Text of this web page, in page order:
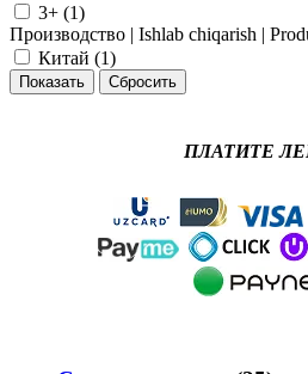
3+ (1)
Производство | Ishlab chiqarish |
Китай (1)
ПЛАТИТЕ